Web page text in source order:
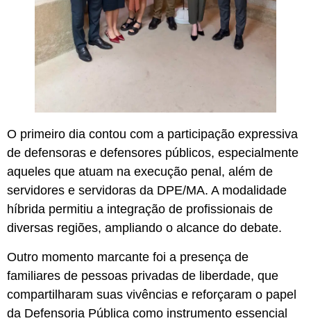
O primeiro dia contou com a participação expressiva
de defensoras e defensores públicos, especialmente
aqueles que atuam na execução penal, além de
servidores e servidoras da DPE/MA. A modalidade
híbrida permitiu a integração de profissionais de
diversas regiões, ampliando o alcance do debate.
Outro momento marcante foi a presença de
familiares de pessoas privadas de liberdade, que
compartilharam suas vivências e reforçaram o papel
da Defensoria Pública como instrumento essencial